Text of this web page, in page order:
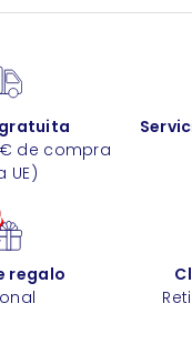
de compra
UE)
regalo